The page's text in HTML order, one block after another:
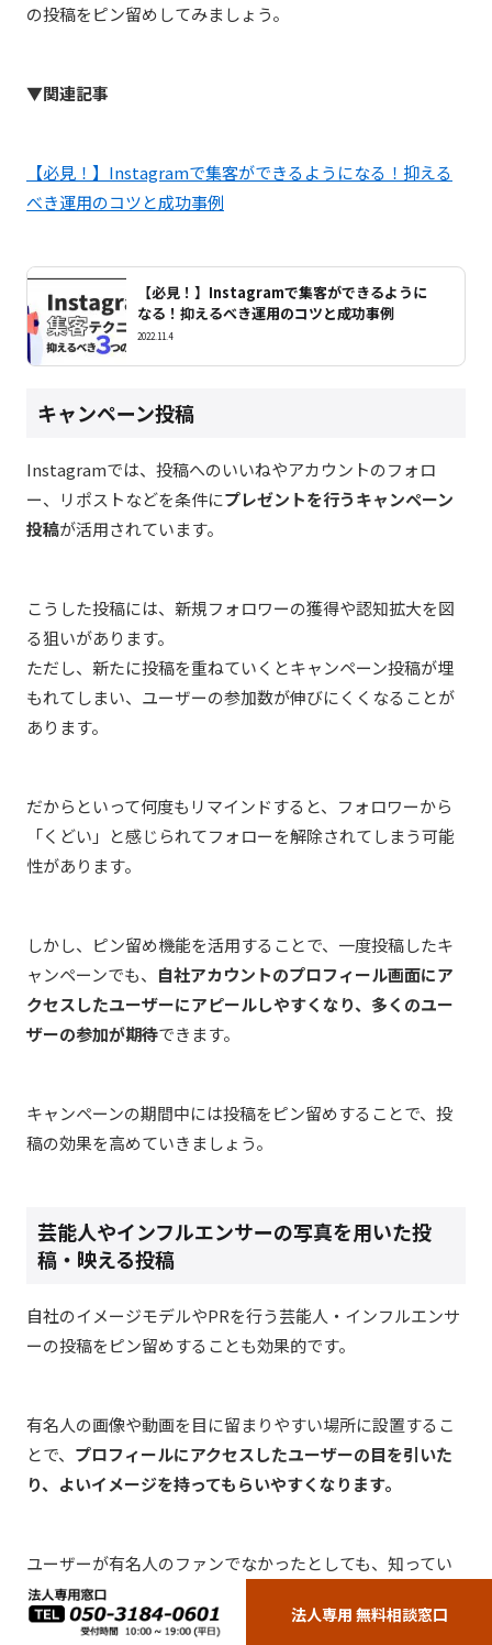
の投稿をピン留めしてみましょう。
▼関連記事
【必見！】Instagramで集客ができるようになる！抑える
べき運用のコツと成功事例
【必見！】Instagramで集客ができるように
なる！抑えるべき運用のコツと成功事例
2022.11.4
キャンペーン投稿
Instagramでは、投稿へのいいねやアカウントのフォロ
ー、リポストなどを条件にプレゼントを行うキャンペーン
投稿が活用されています。
こうした投稿には、新規フォロワーの獲得や認知拡大を図
る狙いがあります。
ただし、新たに投稿を重ねていくとキャンペーン投稿が埋
もれてしまい、ユーザーの参加数が伸びにくくなることが
あります。
だからといって何度もリマインドすると、フォロワーから
「くどい」と感じられてフォローを解除されてしまう可能
性があります。
しかし、ピン留め機能を活用することで、 一度投稿したキ
ャンペーンでも、 自社アカウントのプロフィール画面にア
クセスしたユーザーにアピールしやすくなり、 多くのユー
ザーの参加が期待できます。
キャンペーンの期間中には投稿をピン留めすることで、 投
稿の効果を高めていきましょう。
芸能人やインフルエンサーの写真を用いた投
稿・映える投稿
自社のイメージモデルやPRを行う芸能人・インフルエンサ
ーの投稿をピン留めすることも効果的です。
有名人の画像や動画を目に留まりやすい場所に設置するこ
とで、 プロフィールにアクセスしたユーザーの目を引いた
り、よいイメージを持ってもらいやすくなります。
ユーザーが有名人のファンでなかったとしても、知ってい
る人がイメージを担当しているというだけで
といった効果もありますので、ぜひ活用していきましょ
法人専用 無料相談窓口